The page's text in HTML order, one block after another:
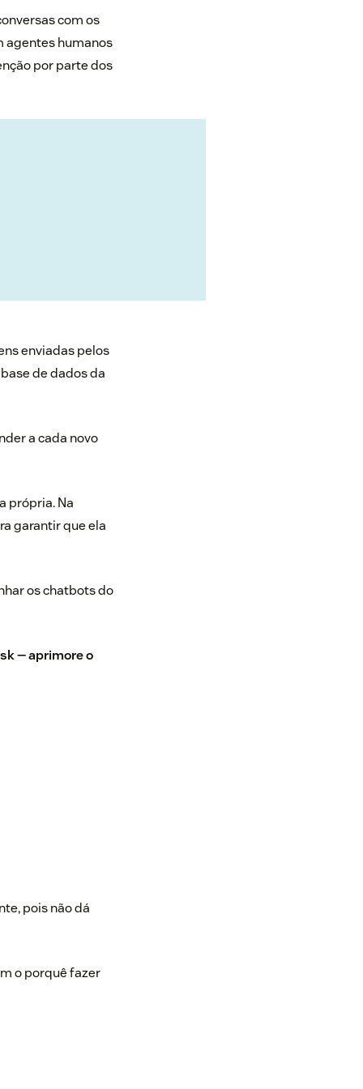
com os
agentes humanos
por parte dos
enviadas pelos
de dados da
a cada novo
própria. Na
garantir que ela
os chatbots do
— aprimore o
pois não dá
o porquê fazer